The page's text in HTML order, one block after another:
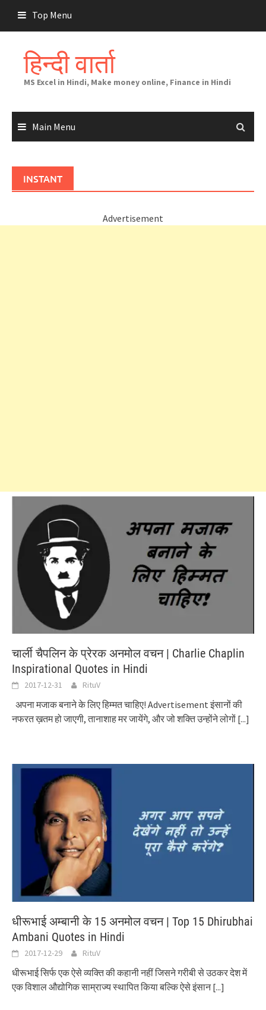
content
Top Menu
हिन्दी वार्ता
MS Excel in Hindi, Make money online, Finance in Hindi
Main Menu
INSTANT
Advertisement
चार्ली चैपलिन के प्रेरक अनमोल वचन | Charlie Chaplin
Inspirational Quotes in Hindi
2017-12-31 RituV
अपना मजाक बनाने के लिए हिम्मत चाहिए! Advertisement इंसानों की
नफरत ख़तम हो जाएगी, तानाशाह मर जायेंगे, और जो शक्ति उन्होंने लोगों [...]
धीरूभाई अम्बानी के 15 अनमोल वचन | Top 15 Dhirubhai
Ambani Quotes in Hindi
2017-12-29 RituV
धीरूभाई सिर्फ एक ऐसे व्यक्ति की कहानी नहीं जिसने गरीबी से उठकर देश में
एक विशाल औद्योगिक साम्राज्य स्थापित किया बल्कि ऐसे इंसान[...]